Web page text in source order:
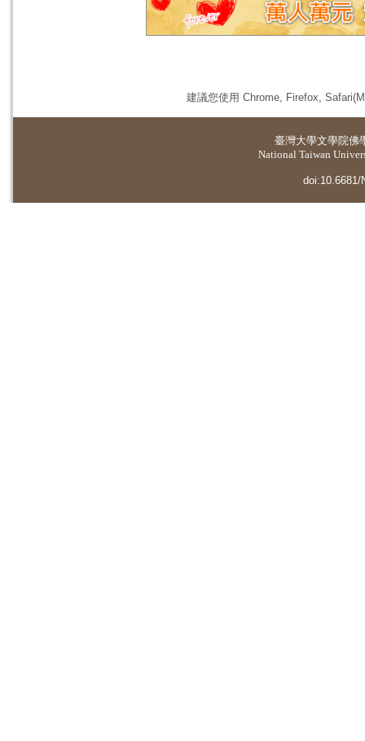
建議您使用 Chrome, Firefox,
臺灣大學文學院佛
National Taiwan
doi:10.6681/